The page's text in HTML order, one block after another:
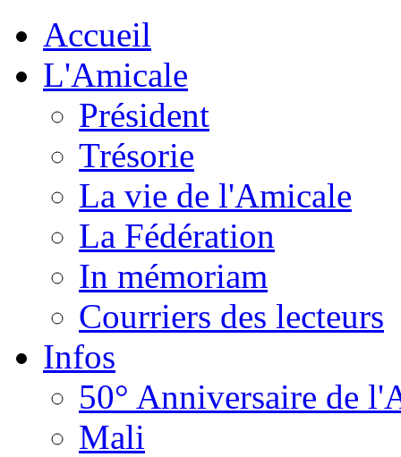
Accueil
L'Amicale
Président
Trésorie
La vie de l'Amicale
La Fédération
In mémoriam
Courriers des lecteurs
Infos
50° Anniversaire de
Mali